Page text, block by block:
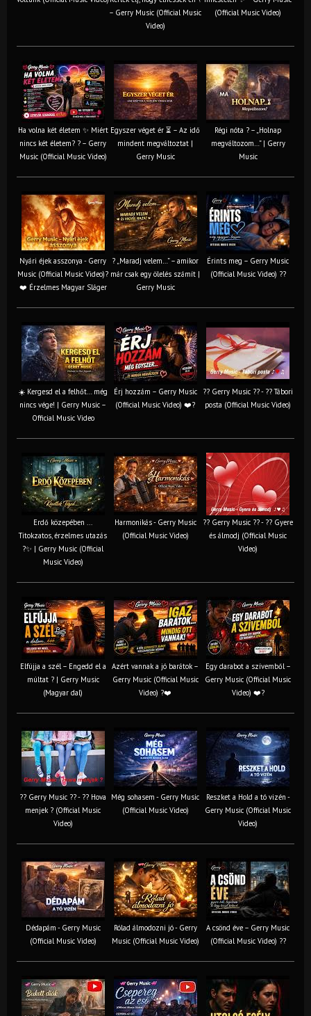
– Gerry Music (Official Music
Video)
(Official Music Video)
Ha volna két életem ✨ Miért
nincs két életem? ? – Gerry
Music (Official Music Video)
Egyszer véget ér ⏳ – Az idő
mindent megváltoztat |
Gerry Music
Régi nóta ? – „Holnap
megváltozom…” | Gerry
Music
Nyári éjek asszonya - Gerry
Music (Official Music Video)?
❤️ Érzelmes Magyar Sláger
? „Maradj velem…” – amikor
már csak egy ölelés számít |
Gerry Music
Érints meg – Gerry Music
(Official Music Video) ??
☀️ Kergesd el a felhőt… még
nincs vége! | Gerry Music –
Official Music Video
Érj hozzám – Gerry Music
(Official Music Video) ❤️?
?? Gerry Music ?? - ?? Tábori
posta (Official Music Video)
Erdő közepében ...
Titokzatos, érzelmes utazás
?✨ | Gerry Music (Official
Music Video)
Harmonikás - Gerry Music
(Official Music Video)
?? Gerry Music ?? - ?? Gyere
és álmodj (Official Music
Video)
Elfújja a szél – Engedd el a
múltat ? | Gerry Music
(Magyar dal)
Azért vannak a jó barátok –
Gerry Music (Official Music
Video) ?❤️
Egy darabot a szívemből –
Gerry Music (Official Music
Video) ❤️?
?? Gerry Music ?? - ?? Hova
menjek ? (Official Music
Video)
Még sohasem - Gerry Music
(Official Music Video)
Reszket a Hold a tó vizén -
Gerry Music (Official Music
Video)
Dédapám - Gerry Music
(Official Music Video)
Rólad álmodozni jó - Gerry
Music (Official Music Video)
A csönd éve – Gerry Music
(Official Music Video) ??